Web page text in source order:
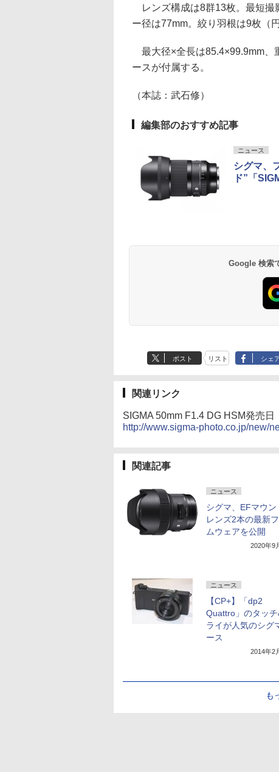
レンズ構成は8群13枚。最短撮
ー径は77mm。絞り羽根は9枚（
最大径×全長は85.4×99.9mm、
ースが付属する。
（本誌：武石修）
編集部のおすすめ記事
ニュース
シグマ、
ド”「
Google 検索
ポスト リスト シェ
関連リンク
SIGMA 50mm F1.4 DG HSM発売
http://www.sigma-photo.co.jp/new/
関連記事
ニュース
シグマ、EFマウン
レンズ2本の最新
ムウェアを公開
2020年9
ニュース
【CP+】「dp2
Quattro」のタッチ
ライが人気のシグ
ース
2014年2
も